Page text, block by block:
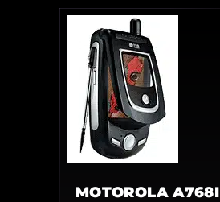
MOTOROLA A768I